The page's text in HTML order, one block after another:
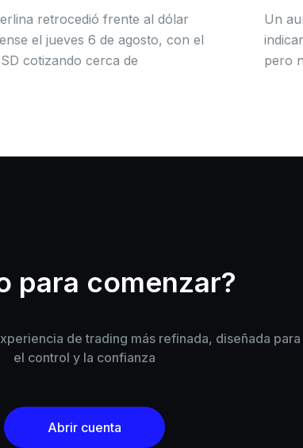
retrocedió frente al dólar
el jueves 6 de agosto, con el
cotizando cerca de
Un
pero
para comenzar?
de trading más refinada, diseñada
el control y la confianza
Abrir cuenta